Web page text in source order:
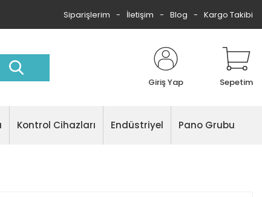
Siparişlerim İletişim Blog Kargo Takibi
Giriş Yap Sepetim
Kontrol Cihazları Endüstriyel Pano Grubu